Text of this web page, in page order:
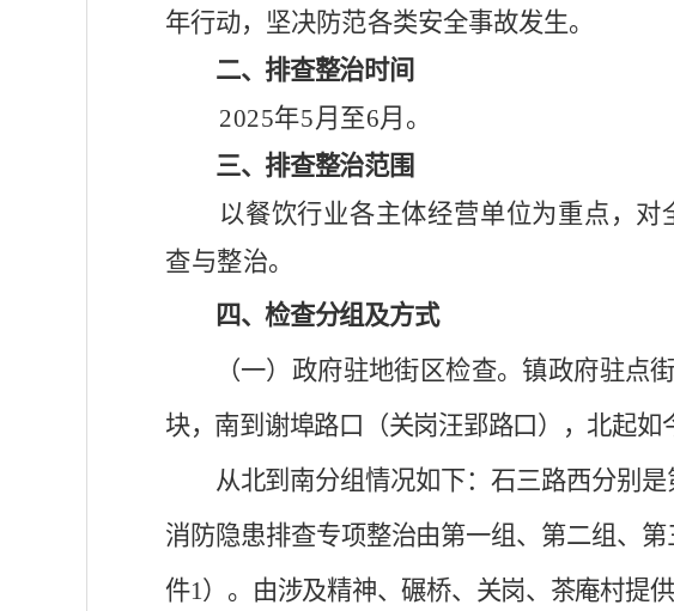
年行动，坚决防范各类安全事故发生。
二、排查整治时间
2025年5月至6月 。
三、排查整治范围
以餐饮行业各主体经营单位为重点，对
查与整治。
四、检查分组及方式
（一）政府驻地街区检查。镇政府驻
块，南到谢埠路口（关岗汪郢路口），北起如
从北到南分组情况如下：石三路西分别
消防隐患排查专项整治由第一组、第二组、
件1）。由涉及精神、碾桥、关岗、茶庵村提